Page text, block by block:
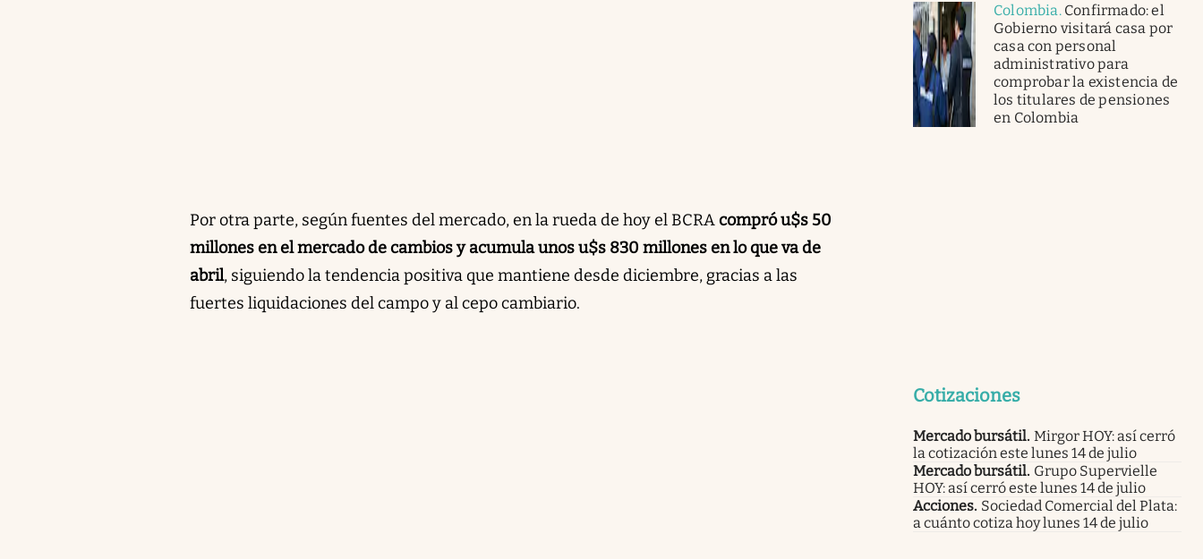
Por otra parte, según fuentes del mercado, en la rueda de hoy el BCRAcompró u$s 50
millones en el mercado de cambios y acumula unos u$s 830 millones en lo que va de
abril, siguiendo la tendencia positiva que mantiene desde diciembre, gracias a las
fuertes liquidaciones del campo y al cepo cambiario.
Colombia. Confirmado: el
Gobierno visitará casa por
casa con personal
administrativo para
comprobar la existencia de
los titulares de pensiones
en Colombia
Cotizaciones
Mercado bursátil. Mirgor HOY: así cerró
la cotización este lunes 14 de julio
Mercado bursátil. Grupo Supervielle
HOY: así cerró este lunes 14 de julio
Acciones. Sociedad Comercial del Plata:
a cuánto cotiza hoy lunes 14 de julio